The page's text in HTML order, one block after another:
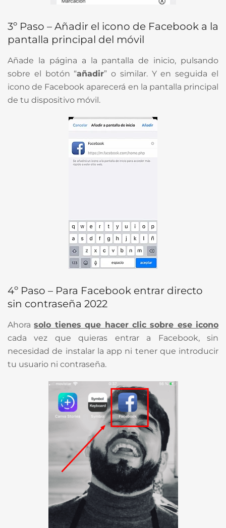
3º Paso – Añadir el icono de Facebook a la
pantalla principal del móvil
Añade la página a la pantalla de inicio, pulsando
sobre el botón “añadir” o similar. Y en seguida el
icono de Facebook aparecerá en la pantalla principal
de tu dispositivo móvil.
4º Paso – Para Facebook entrar directo
sin contraseña 2022
Ahorasolo tienes que hacer clic sobre ese icono
cada vez que quieras entrar a Facebook, sin
necesidad de instalar la app ni tener que introducir
tu usuario ni contraseña.